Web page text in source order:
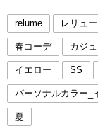
relume レリュ
春コーデ カジ
イエロー SS
パーソナルカラー_
夏